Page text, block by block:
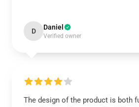
D Daniel
Verified owner
The design of the product is both